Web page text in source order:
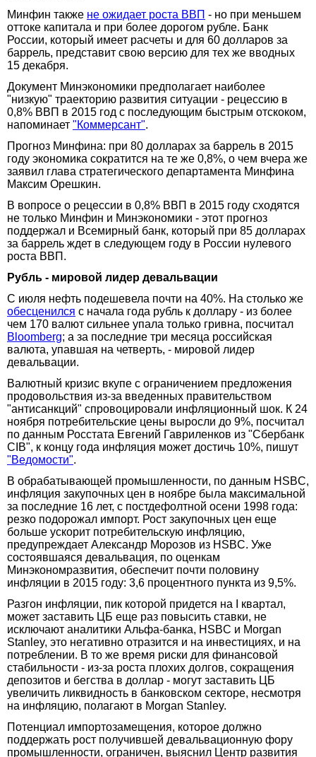
Минфин также не ожидает роста ВВП - но при меньшем
оттоке капитала и при более дорогом рубле. Банк
России, который имеет расчеты и для 60 долларов за
баррель, представит свою версию для тех же вводных
15 декабря.
Документ Минэкономики предполагает наиболее
"низкую" траекторию развития ситуации - рецессию в
0,8% ВВП в 2015 год с последующим быстрым отскоком,
напоминает "Коммерсант".
Прогноз Минфина: при 80 долларах за баррель в 2015
году экономика сократится на те же 0,8%, о чем вчера же
заявил глава стратегического департамента Минфина
Максим Орешкин.
В вопросе о рецессии в 0,8% ВВП в 2015 году сходятся
не только Минфин и Минэкономики - этот прогноз
поддержал и Всемирный банк, который при 85 долларах
за баррель ждет в следующем году в России нулевого
роста ВВП.
Рубль - мировой лидер девальвации
С июля нефть подешевела почти на 40%. На столько же
обесценился с начала года рубль к доллару - из более
чем 170 валют сильнее упала только гривна, посчитал
Bloomberg; а за последние три месяца российская
валюта, упавшая на четверть, - мировой лидер
девальвации.
Валютный кризис вкупе с ограничением предложения
продовольствия из-за введенных правительством
"антисанкций" спровоцировали инфляционный шок. К 24
ноября потребительские цены выросли до 9%, посчитал
по данным Росстата Евгений Гавриленков из "Сбербанк
CIB", к концу года инфляция может достичь 10%, пишут
"Ведомости".
В обрабатывающей промышленности, по данным HSBC,
инфляция закупочных цен в ноябре была максимальной
за последние 16 лет, с постдефолтной осени 1998 года:
резко подорожал импорт. Рост закупочных цен еще
больше ускорит потребительскую инфляцию,
предупреждает Александр Морозов из HSBC. Уже
состоявшаяся девальвация, по оценкам
Минэкономразвития, обеспечит почти половину
инфляции в 2015 году: 3,6 процентного пункта из 9,5%.
Разгон инфляции, пик которой придется на I квартал,
может заставить ЦБ еще раз повысить ставки, не
исключают аналитики Альфа-банка, HSBC и Morgan
Stanley, это негативно отразится и на инвестициях, и на
потреблении. В то же время риски для финансовой
стабильности - из-за роста плохих долгов, сокращения
депозитов и бегства в доллар - могут заставить ЦБ
увеличить ликвидность в банковском секторе, несмотря
на инфляцию, полагают в Morgan Stanley.
Потенциал импортозамещения, которое должно
поддержать рост получившей девальвационную фору
промышленности, ограничен, выяснил Центр развития